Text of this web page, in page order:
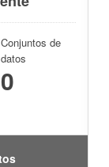
Conjuntos de
datos
0